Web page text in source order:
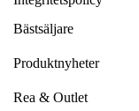
Bästsäljare
Produktnyheter
Rea & Outlet